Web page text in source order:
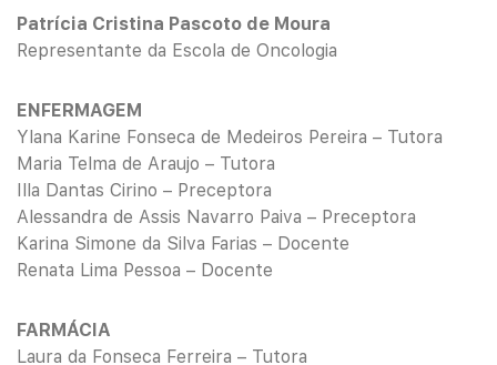
Patrícia Cristina Pascoto de Moura
Representante da Escola de Oncologia
ENFERMAGEM
Ylana Karine Fonseca de Medeiros Pereira – Tutora
Maria Telma de Araujo – Tutora
Illa Dantas Cirino – Preceptora
Alessandra de Assis Navarro Paiva – Preceptora
Karina Simone da Silva Farias – Docente
Renata Lima Pessoa – Docente
FARMÁCIA
Laura da Fonseca Ferreira – Tutora